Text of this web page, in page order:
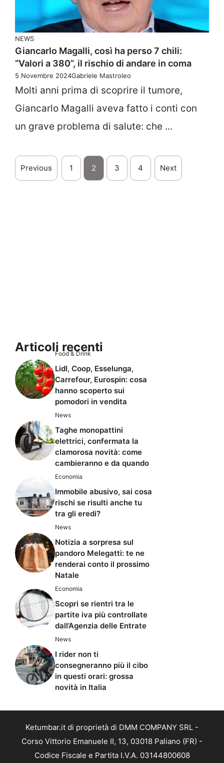
NEWS
Giancarlo Magalli, così ha perso 7 chili:
“Valori a 380”, il rischio di andare in coma
5 Novembre 2024Gabriele Mastroleo
Molti anni prima di scoprire il tumore,
Giancarlo Magalli aveva fatto i conti con
un grave problema di salute: che ...
Previous 1 2 3 4 Next
Articoli recenti
Food & Drink
Lidl, Coop, Esselunga,
Carrefour, Eurospin: cosa
hanno scoperto sui
pomodori in vendita
News
Taghe monopattini
elettrici, confermata la
clamorosa novità: come
cambieranno e da quando
Economia
Immobile abusivo, sai cosa
rischi se risulti anche tu
tra gli eredi?
News
Notizia a sorpresa sul
pandoro Melegatti: te ne
renderai conto il prossimo
Natale
Economia
Scopri se rientri tra le
partite iva più controllate
dall’Agenzia delle Entrate
News
I rider non ti
consegneranno più il cibo
in questi orari: grossa
novità in Italia
Ketumbar.it di proprietà di DMM COMPANY SRL -
Corso Vittorio Emanuele II, 13, 03018 Paliano (FR) -
Codice Fiscale e Partita I.V.A. 03144800608